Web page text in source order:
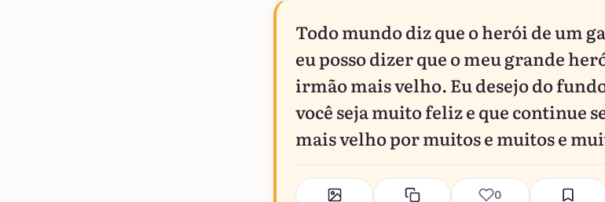
Todo mundo diz que o herói de um
eu posso dizer que o meu grande
irmão mais velho. Eu desejo do
você seja muito feliz e que continue
mais velho por muitos e muitos e
0